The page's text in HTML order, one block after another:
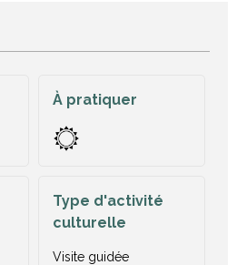
À pratiquer
Type d'activité
culturelle
Visite guidée